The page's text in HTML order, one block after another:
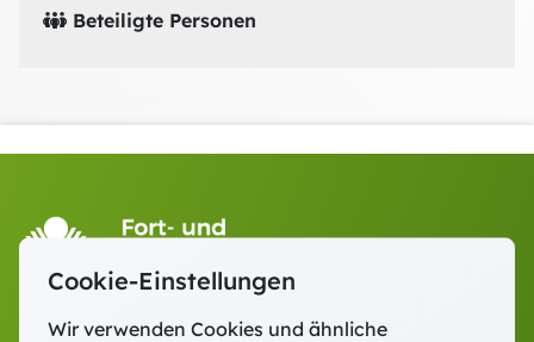
Beteiligte Personen
Cookie-Einstellungen
Wir verwenden Cookies und ähnliche